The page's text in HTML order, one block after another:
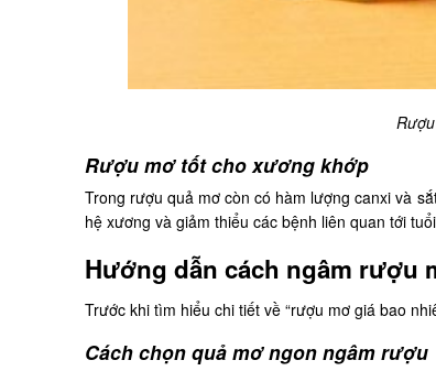
Rượu mơ tốt cho xương khớp
Trong rượu quả mơ còn có hàm lượng canxi và
hệ xương và giảm thiểu các bệnh liên quan tới
Hướng dẫn cách ngâm rượu
Trước khi tìm hiểu chi tiết về “rượu mơ giá bao
Cách chọn quả mơ ngon ngâm rượu